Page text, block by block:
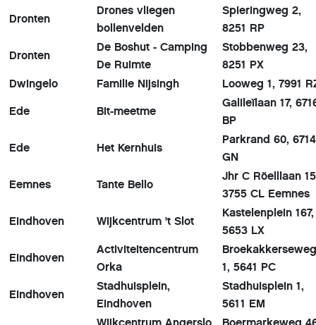
Dronten
Drones vliegen
bollenvelden
Spieringweg 2,
8251 RP
Dronten
De Boshut - Camping
De Ruimte
Stobbenweg 23,
8251 PX
Dwingelo
Familie Nijsingh Looweg 1, 7991
Ede Bit-meetme
Galileïlaan 17,
BP
Ede Het Kernhuis
Parkrand 60, 6714
GN
Eemnes Tante Bello
Jhr C Röelllaan
3755 CL Eemnes
Eindhoven Wijkcentrum 't Slot
Kastelenplein 167,
5653 LX
Eindhoven
Activiteitencentrum
Orka
Broekakkerseweg
1, 5641 PC
Eindhoven
Stadhuisplein,
Eindhoven
Stadhuisplein 1,
5611 EM